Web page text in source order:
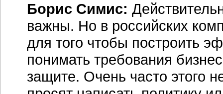
Борис Симис:
важны. Но в российских
для того чтобы построить
понимать требования
защите. Очень часто этого